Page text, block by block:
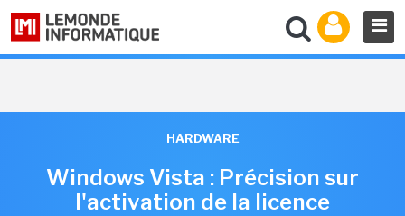
HARDWARE
Windows Vista : Précision sur
l'activation de la licence